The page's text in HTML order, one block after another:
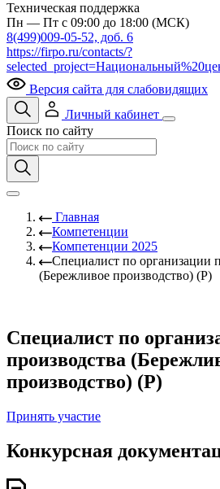
Техническая поддержка
Пн — Пт с 09:00 до 18:00 (МСК)
8(499)009-05-52, доб. 6
https://firpo.ru/contacts/?
Версия сайта для слабовидящих
Личный кабинет
Поиск по сайту
Главная
Компетенции
Компетенции 2025
Специалист по организации
(Бережливое производство) (Р)
Специалист по
производства
производство) (Р)
Принять участие
Конкурсная